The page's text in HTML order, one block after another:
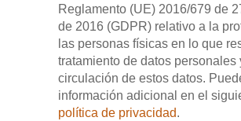
Reglamento (UE) 2016/679 de
de 2016 (GDPR) relativo a la
las personas físicas en lo que
tratamiento de datos personales
circulación de estos datos.
información adicional en el
política de privacidad.